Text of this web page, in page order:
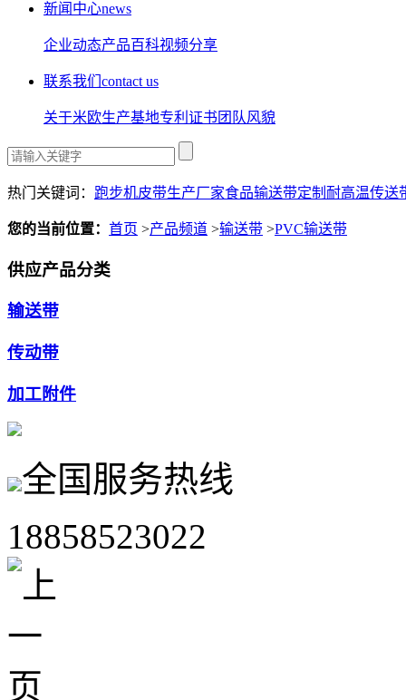
新闻中心news
企业动态产品百科视频分享
联系我们 contact us
关于米欧生产基地专利证书 团队风貌
热门关键词： 跑步机皮带生产厂家食品输送带定制 耐高温传送
您的当前位置： 首页 >产品频道 >输送带 >PVC输送带
供应产品分类
输送带
传动带
加工附件
全国服务热线
18858523022